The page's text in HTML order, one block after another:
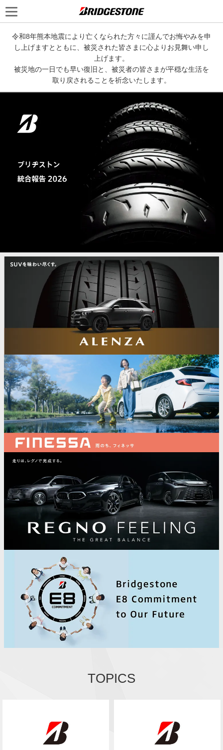
令和8年熊本地震により亡くなられた方々に謹んでお悔やみを申
し上げますとともに、被災された皆さまに心よりお見舞い申し
上げます。
被災地の一日でも早い復旧と、被災者の皆さまが平穏な生活を
取り戻されることを祈念いたします。
TOPICS